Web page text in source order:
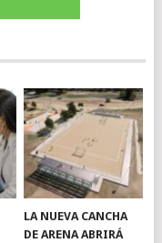
LA NUEVA CANCHA
DE ARENA ABRIRÁ